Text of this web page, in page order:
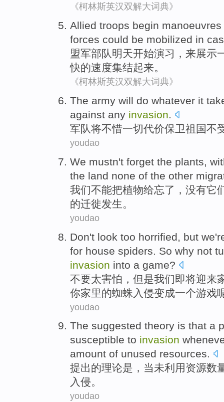
《柯林斯英汉双解大词典》
Allied troops begin manoeuvres
forces could be mobilized in
盟军部队明天开始演习 ， 来展示
快的速度集结起来。
《柯林斯英汉双解大词典》
The army will do whatever it
against any invasion.
军队将不惜一切代价保卫祖国不
youdao
We mustn't forget the plants,
the land none of the other
我们不能把植物给忘了 ， 没有它
的迁徙发生。
youdao
Don't look too horrified but we
for house spiders So why not
invasion into a game?
不要太害怕 ， 但是我们 即将迎来
你家里的蜘蛛 入侵变成一个游戏
youdao
The suggested theory is that a
susceptible to invasion
amount of unused resources.
提出的理论是 ， 当未利用资源数
入侵。
youdao